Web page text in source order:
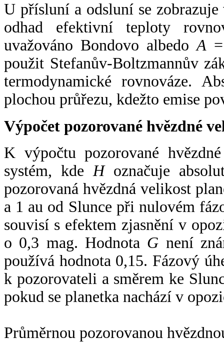
U přísluní a odsluní se
odhad efektivní teploty
uvažováno Bondovo albedoA
použit Stefanův-Boltzmannův
termodynamické rovnováze.
plochou průřezu, kdežto emise
Výpočet pozorované hvězdné
K výpočtu pozorované
systém, kde Hoznačuje
pozorovaná hvězdná velikost
a 1 au od Slunce při nulovém
souvisí s efektem zjasnění v
o 0,3 mag. Hodnota G není
používá hodnota 0,15. Fázový
k pozorovateli a směrem ke
pokud se planetka nachází v
Průměrnou pozorovanou